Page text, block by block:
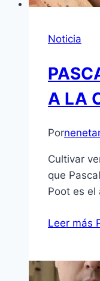
Noticia
A LA
Por
Cultivar
que
Poot es el
Leer más